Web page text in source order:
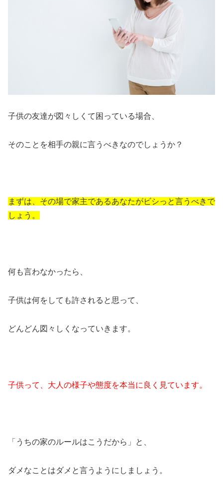
子供の友達が図々しくて困っている場合、
そのことを相手の親に言うべきなのでしょうか？
まずは、その場で家主であるあなたがビシっと言うべきで
しょう。
何も言わなかったら、
子供は何をしても許されると思って、
どんどん図々しくなっていきます。
子供って、大人の様子や態度を本当に良く見ています。
「うちの家のルールはこうだから」と、
ダメなことはダメと言うようにしましょう。